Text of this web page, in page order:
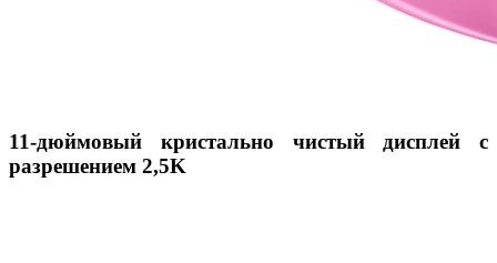
11-дюймовый кристально чистый дисплей с
разрешением 2,5K